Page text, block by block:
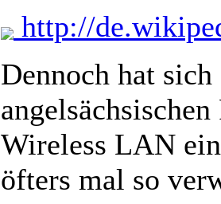
http://
Dennoch hat
Wireless LAN
öfters mal so